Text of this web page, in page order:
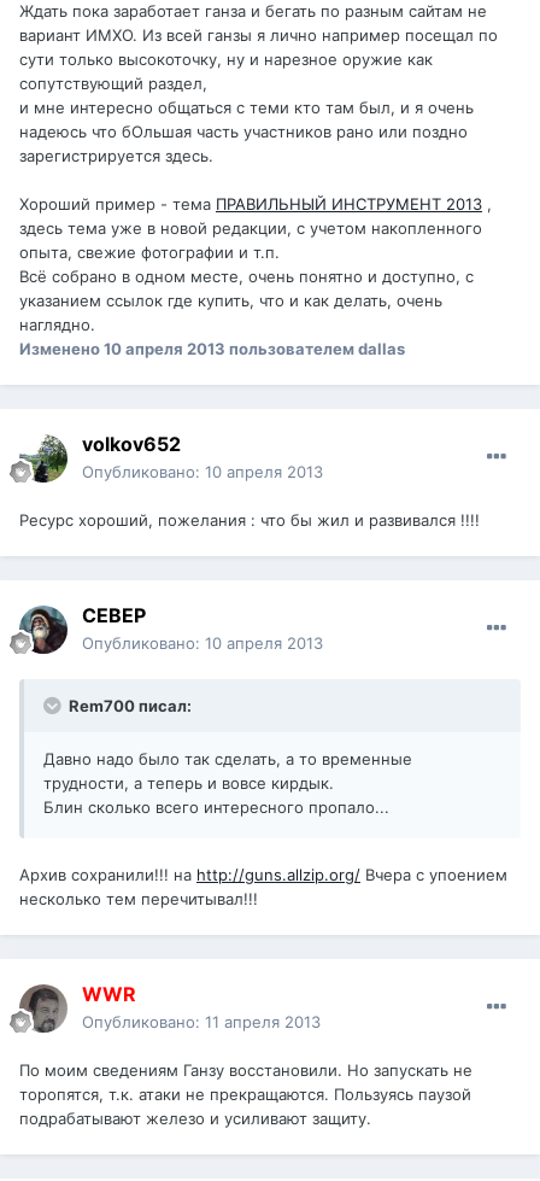
Ждать пока заработает ганза и бегать по разным сайтам не
вариант ИМХО. Из всей ганзы я лично например посещал по
сути только высокоточку, ну и нарезное оружие как
сопутствующий раздел,
и мне интересно общаться с теми кто там был, и я очень
надеюсь что бОльшая часть участников рано или поздно
зарегистрируется здесь.
Хороший пример - тема ПРАВИЛЬНЫЙ ИНСТРУМЕНТ 2013 ,
здесь тема уже в новой редакции, с учетом накопленного
опыта, свежие фотографии и т.п.
Всё собрано в одном месте, очень понятно и доступно, с
указанием ссылок где купить, что и как делать, очень
наглядно.
Изменено10 апреля 2013 пользователем dаllаs
volkov652
Опубликовано: 10 апреля 2013
Ресурс хороший, пожелания : что бы жил и развивался !!!!
СЕВЕР
Опубликовано: 10 апреля 2013
Rem700 писал:
Давно надо было так сделать, а то временные
трудности, а теперь и вовсе кирдык.
Блин сколько всего интересного пропало...
Архив сохранили!!! на http://guns.allzip.org/ Вчера с упоением
несколько тем перечитывал!!!
WWR
Опубликовано: 11 апреля 2013
По моим сведениям Ганзу восстановили. Но запускать не
торопятся, т.к. атаки не прекращаются. Пользуясь паузой
подрабатывают железо и усиливают защиту.